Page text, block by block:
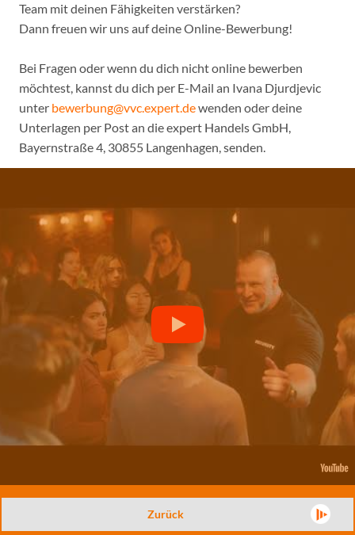
Team mit deinen Fähigkeiten verstärken?
Dann freuen wir uns auf deine Online-Bewerbung!
Bei Fragen oder wenn du dich nicht online bewerben
möchtest, kannst du dich per E-Mail an Ivana Djurdjevic
unter bewerbung@vvc.expert.dewenden oder deine
Unterlagen per Post an die expert Handels GmbH,
Bayernstraße 4, 30855 Langenhagen, senden.
Zurück